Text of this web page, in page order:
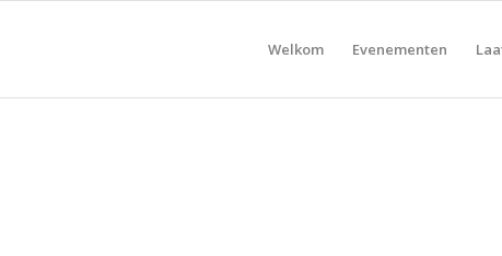
Welkom Evenementen